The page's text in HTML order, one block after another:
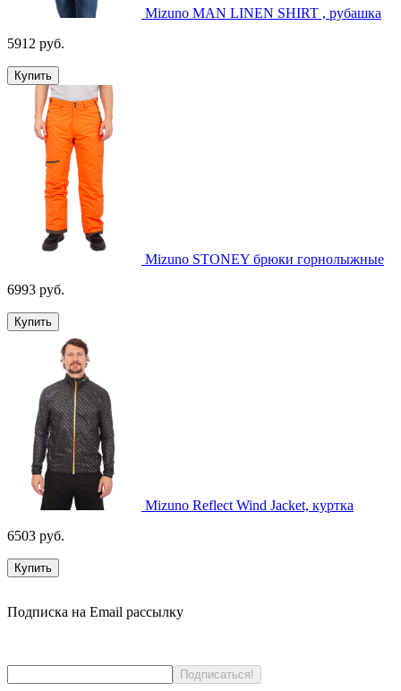
Mizuno MAN LINEN SHIRT , рубашка
5912 руб.
Купить
Mizuno STONEY брюки горнолыжные
6993 руб.
Купить
Mizuno Reflect Wind Jacket, куртка
6503 руб.
Купить
Подписка на Email рассылку